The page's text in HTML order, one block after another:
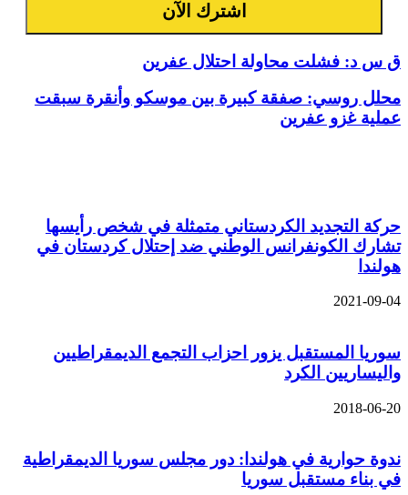
ق س د: فشلت محاولة احتلال عفرين
محلل روسي: صفقة كبيرة بين موسكو وأنقرة سبقت
عملية غزو عفرين
حركة التجديد الكردستاني متمثلة في شخص رأيسها
تشارك الكونفرانس الوطني ضد إحتلال كردستان في
هولندا
2021-09-04
سوريا المستقبل يزور احزاب التجمع الديمقراطيين
واليساريين الكرد
2018-06-20
ندوة حوارية في هولندا: دور مجلس سوريا الديمقراطية
في بناء مستقبل سوريا